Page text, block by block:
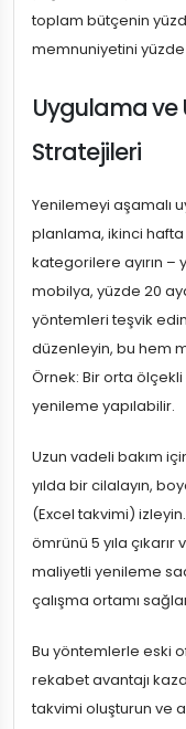
toplam bütçenin
memnuniyetini yüzde
Uygulama ve
Stratejileri
Yenilemeyi aşamalı
planlama, ikinci
kategorilere ayırın
mobilya, yüzde 20
yöntemleri teşvik
düzenleyin, bu hem
Örnek: Bir orta ölçekli
yenileme yapılabilir.
Uzun vadeli bakım
yılda bir cilalayın,
(Excel takvimi)
ömrünü 5 yıla
maliyetli yenileme
çalışma ortamı
Bu yöntemlerle eski
rekabet avantajı
takvimi oluşturun ve